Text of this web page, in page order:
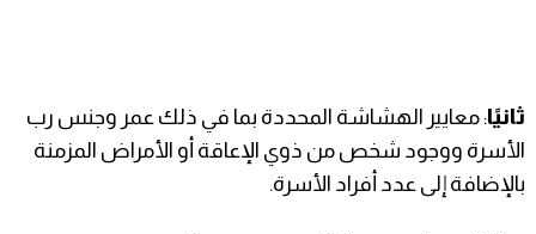
ثانيًا: معايير الهشاشة المحددة بما في ذلك عمر وجنس رب
الأسرة ووجود شخص من ذوي الإعاقة أو الأمراض المزمنة
بالإضافة إلى عدد أفراد الأسرة.